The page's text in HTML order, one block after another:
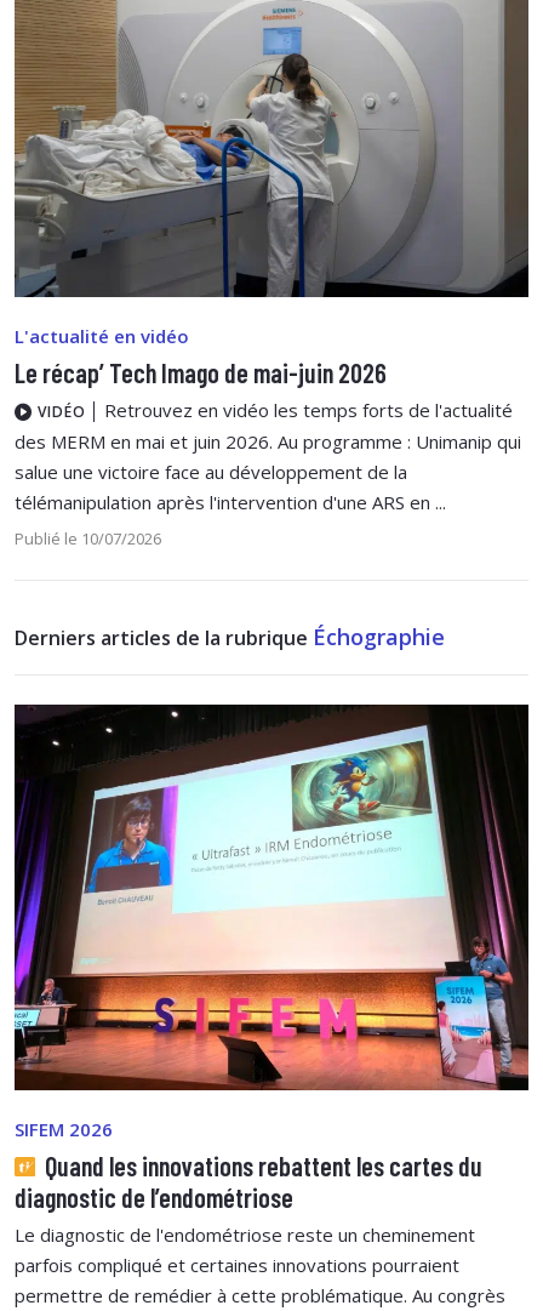
L'actualité en vidéo
Le récap’ Tech Imago de mai-juin 2026
VIDÉO
Retrouvez en vidéo les temps forts de l'actualité
des MERM en mai et juin 2026. Au programme : Unimanip qui
salue une victoire face au développement de la
télémanipulation après l'intervention d'une ARS en ...
Publié le 10/07/2026
Derniers articles de la rubrique Échographie
SIFEM 2026
Quand les innovations rebattent les cartes du
diagnostic de l’endométriose
Le diagnostic de l'endométriose reste un cheminement
parfois compliqué et certaines innovations pourraient
permettre de remédier à cette problématique. Au congrès